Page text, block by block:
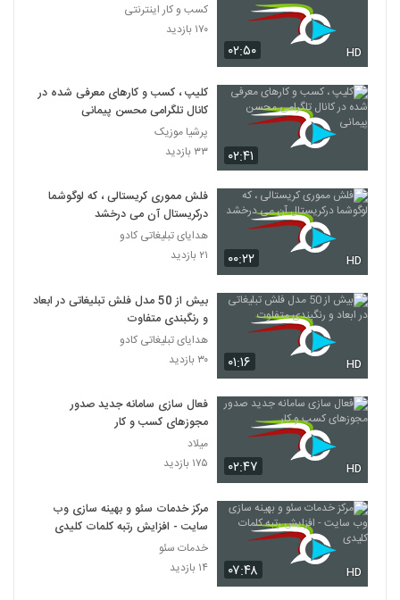
۰۲:۵۰ HD
کسب و کار اینترنتی
۱۷۰ بازدید
۰۲:۴۱
کلیپ ، کسب و کارهای معرفی شده در
کانال تلگرامی محسن پیمانی
پرشیا موزیک
۳۳ بازدید
۰۰:۲۲ HD
فلش مموری کریستالی ، که لوگوشما
درکریستال آن می درخشد
هدایای تبلیغاتی کادو
۲۱ بازدید
۰۱:۱۶ HD
بیش از 50 مدل فلش تبلیغاتی در ابعاد
و رنگبندی متفاوت
هدایای تبلیغاتی کادو
۳۰ بازدید
۰۲:۴۷ HD
فعال سازی سامانه جدید صدور
مجوزهای کسب و کار
میلاد
۱۷۵ بازدید
۰۷:۴۸ HD
مرکز خدمات سئو و بهینه سازی وب
سایت - افزایش رتبه کلمات کلیدی
خدمات سئو
۱۴ بازدید